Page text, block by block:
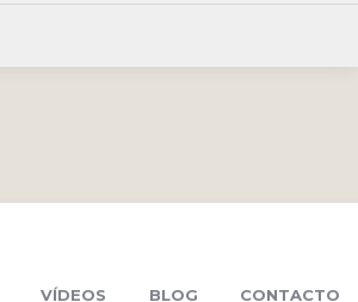
VÍDEOS BLOG CONTACTO